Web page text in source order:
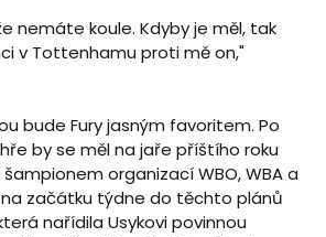
nemáte koule. Kdyby je měl, tak
v Tottenhamu proti mě on,"
bude Fury jasným favoritem. Po
by se měl na jaře příštího roku
organizací WBO, WBA a
na začátku týdne do těchto plánů
nařídila Usykovi povinnou